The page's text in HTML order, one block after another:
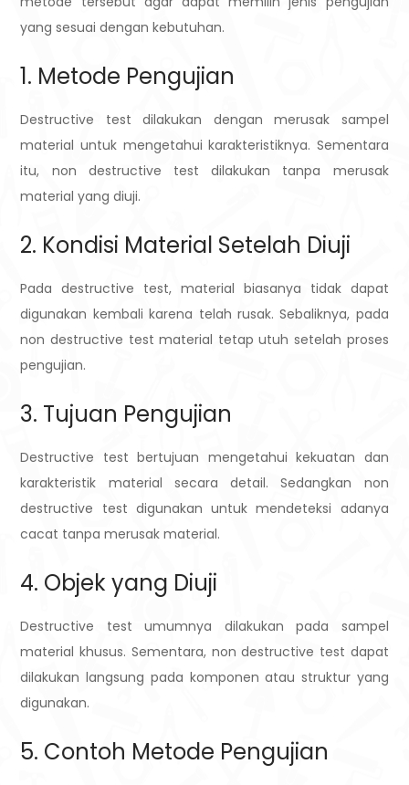
yang sesuai dengan kebutuhan.
1. Metode Pengujian
Destructive test dilakukan dengan merusak sampel
material untuk mengetahui karakteristiknya. Sementara
itu, non destructive test dilakukan tanpa merusak
material yang diuji.
2. Kondisi Material Setelah Diuji
Pada destructive test, material biasanya tidak dapat
digunakan kembali karena telah rusak. Sebaliknya, pada
non destructive test material tetap utuh setelah proses
pengujian.
3. Tujuan Pengujian
Destructive test bertujuan mengetahui kekuatan dan
karakteristik material secara detail. Sedangkan non
destructive test digunakan untuk mendeteksi adanya
cacat tanpa merusak material.
4. Objek yang Diuji
Destructive test umumnya dilakukan pada sampel
material khusus. Sementara, non destructive test dapat
dilakukan langsung pada komponen atau struktur yang
digunakan.
5. Contoh Metode Pengujian